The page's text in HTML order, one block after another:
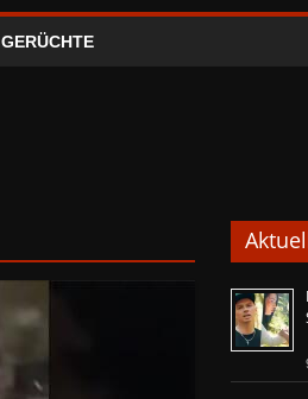
GERÜCHTE